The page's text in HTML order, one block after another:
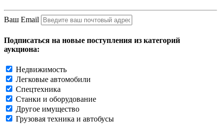
Ваш Email
Подписаться на новые поступления из категорий
аукциона:
Недвижимость
Легковые автомобили
Спецтехника
Станки и оборудование
Другое имущество
Грузовая техника и автобусы